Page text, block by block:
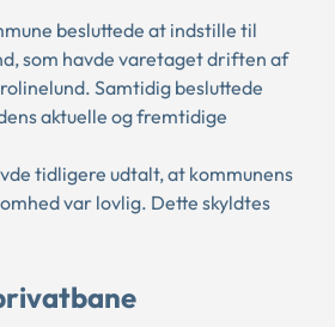
besluttede at indstille til
som havde varetaget driften af
Samtidig besluttede
aktuelle og fremtidige
tidligere udtalt, at kommunens
var lovlig. Dette skyldtes